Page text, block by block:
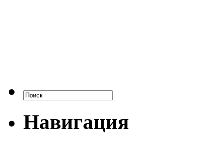
Навигация